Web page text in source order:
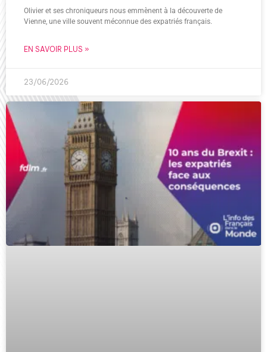
Olivier et ses chroniqueurs nous emmènent à la découverte de
Vienne, une ville souvent méconnue des expatriés français.
EN SAVOIR PLUS »
23/06/2026